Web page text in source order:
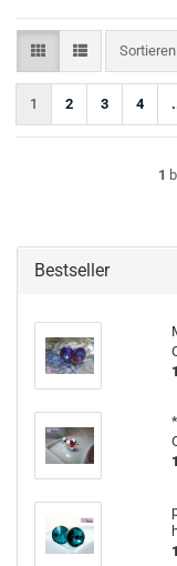
1 2 3 4
1
Bestseller